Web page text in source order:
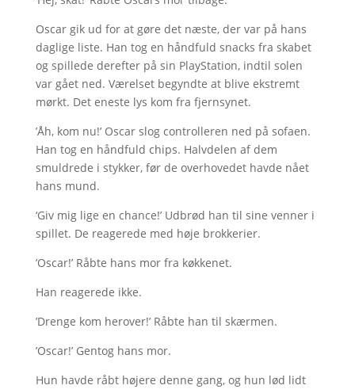
Oscar gik ud for at gøre det næste, der var på hans
daglige liste. Han tog en håndfuld snacks fra skabet
og spillede derefter på sin PlayStation, indtil solen
var gået ned. Værelset begyndte at blive ekstremt
mørkt. Det eneste lys kom fra fjernsynet.
’Åh, kom nu!’ Oscar slog controlleren ned på sofaen.
Han tog en håndfuld chips. Halvdelen af ​​dem
smuldrede i stykker, før de overhovedet havde nået
hans mund.
‘Giv mig lige en chance!’ Udbrød han til sine venner i
spillet. De reagerede med høje brokkerier.
’Oscar!’ Råbte hans mor fra køkkenet.
Han reagerede ikke.
’Drenge kom herover!’ Råbte han til skærmen.
’Oscar!’ Gentog hans mor.
Hun havde råbt højere denne gang, og hun lød lidt